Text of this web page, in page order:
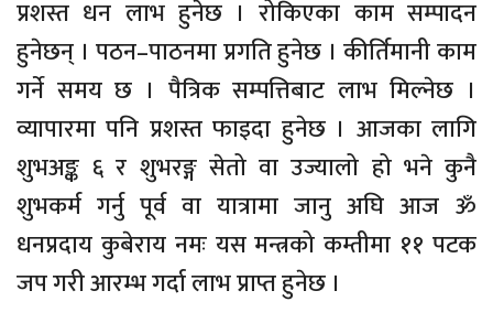
प्रशस्त धन लाभ हुनेछ । रोकिएका काम सम्पादन
हुनेछन् । पठन–पाठनमा प्रगति हुनेछ । कीर्तिमानी काम
गर्ने समय छ । पैत्रिक सम्पत्तिबाट लाभ मिल्नेछ ।
व्यापारमा पनि प्रशस्त फाइदा हुनेछ । आजका लागि
शुभअङ्क ६ र शुभरङ्ग सेतो वा उज्यालो हो भने कुनै
शुभकर्म गर्नु पूर्व वा यात्रामा जानु अघि आज ॐ
धनप्रदाय कुबेराय नमः यस मन्त्रको कम्तीमा ११ पटक
जप गरी आरम्भ गर्दा लाभ प्राप्त हुनेछ ।